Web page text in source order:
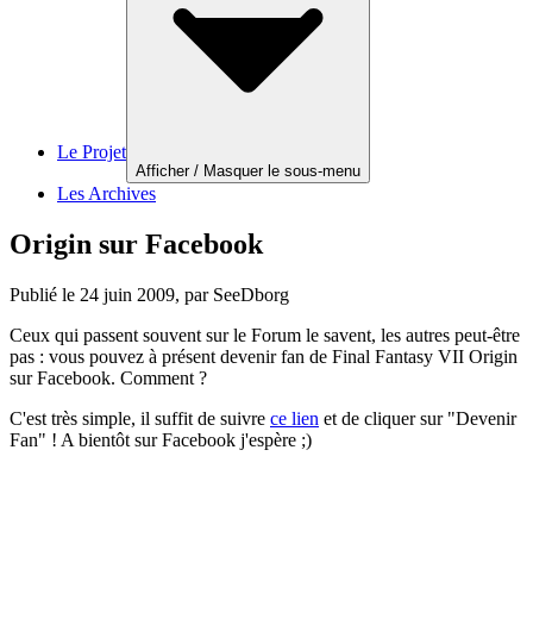
Le Projet
Afficher / Masquer le sous-menu
Les Archives
Origin sur Facebook
Publié le 24 juin 2009, par SeeDborg
Ceux qui passent souvent sur le Forum le savent, les autres peut-être
pas : vous pouvez à présent devenir fan de Final Fantasy VII Origin
sur Facebook. Comment ?
C'est très simple, il suffit de suivre ce lien et de cliquer sur "Devenir
Fan" ! A bientôt sur Facebook j'espère ;)